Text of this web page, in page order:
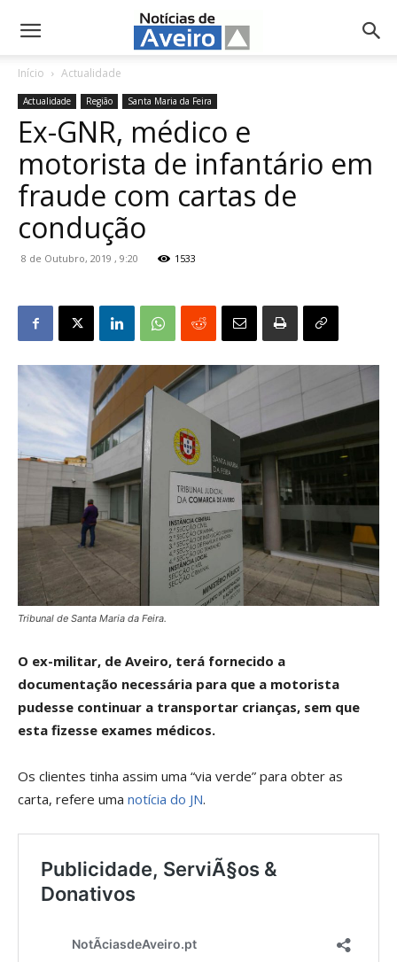
NotíciasdeAveiro.pt
Início Actualidade
Actualidade Região Santa Maria da Feira
Ex-GNR, médico e
motorista de infantário em
fraude com cartas de
condução
8 de Outubro, 2019 , 9:20 1533
Tribunal de Santa Maria da Feira.
O ex-militar, de Aveiro, terá fornecido a
documentação necessária para que a motorista
pudesse continuar a transportar crianças, sem que
esta fizesse exames médicos.
Os clientes tinha assim uma “via verde” para obter as
carta, refere uma notícia do JN.